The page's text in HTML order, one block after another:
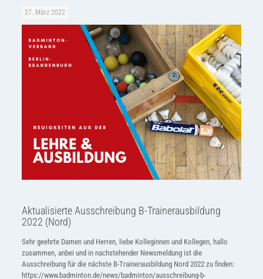
27. März 2022
Aktualisierte Ausschreibung B-Trainerausbildung
2022 (Nord)
Sehr geehrte Damen und Herren, liebe Kolleginnen und Kollegen, hallo
zusammen, anbei und in nachstehender Newsmeldung ist die
Ausschreibung für die nächste B-Trainerausbildung Nord 2022 zu finden:
https://www.badminton.de/news/badminton/ausschreibung-b-